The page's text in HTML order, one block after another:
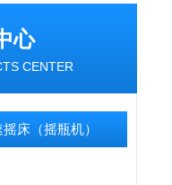
心
CENTER
床（摇瓶机）